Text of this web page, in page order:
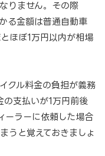
りません。その際
る金額は普通自動車
ほぼ1万円以内が相場
クル料金の負担が義務
の支払いが1万円前後
ーラーに依頼した場合
うと覚えておきましょ